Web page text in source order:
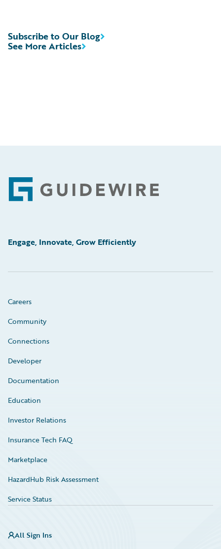
See More Articles
Subscribe to Our Blog
Footer
Engage, Innovate, Grow Efficiently
Careers
Community
Connections
Developer
Documentation
Education
Investor Relations
Insurance Tech FAQ
Marketplace
HazardHub Risk Assessment
Service Status
All Sign Ins